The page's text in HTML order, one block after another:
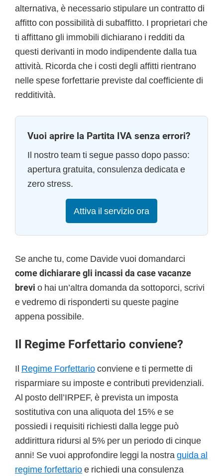
alternativa, è necessario stipulare un contratto di
affitto con possibilità di subaffitto. I proprietari che
ti affittano gli immobili dichiarano i redditi da
questi derivanti in modo indipendente dalla tua
attività. Ricorda che i costi degli affitti rientrano
nelle spese forfettarie previste dal coefficiente di
redditività.
Vuoi aprire la Partita IVA senza errori?
Il nostro team ti segue passo dopo passo:
apertura gratuita, consulenza dedicata e
zero stress.
Attiva il servizio ora
Se anche tu, come Davide vuoi domandarci
come dichiarare gli incassi da case vacanze
brevi o hai un’altra domanda da sottoporci, scrivi
e vedremo di risponderti su queste pagine
appena possibile.
Il Regime Forfettario conviene?
Il Regime Forfettarioconviene e ti permette di
risparmiare su imposte e contributi previdenziali.
Al posto dell’IRPEF, è prevista un imposta
sostitutiva con una aliquota del 15% e se
possiedi i requisiti richiesti dalla legge può
addirittura ridursi al 5% per un periodo di cinque
anni! Se vuoi approfondire leggi la nostra guida al
regime forfettarioe richiedi una consulenza